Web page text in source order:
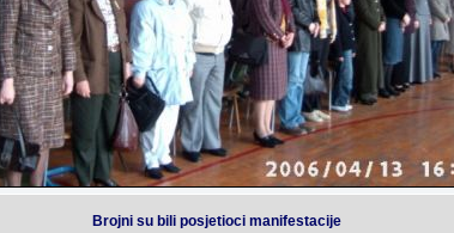
Brojni su bili posjetioci manifestacije